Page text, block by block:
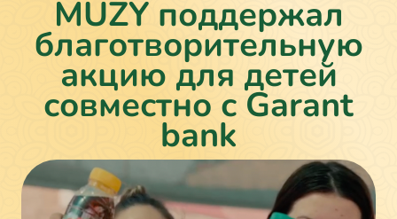
MUZY поддержал
благотворительную
акцию для детей
совместно с Garant
bank